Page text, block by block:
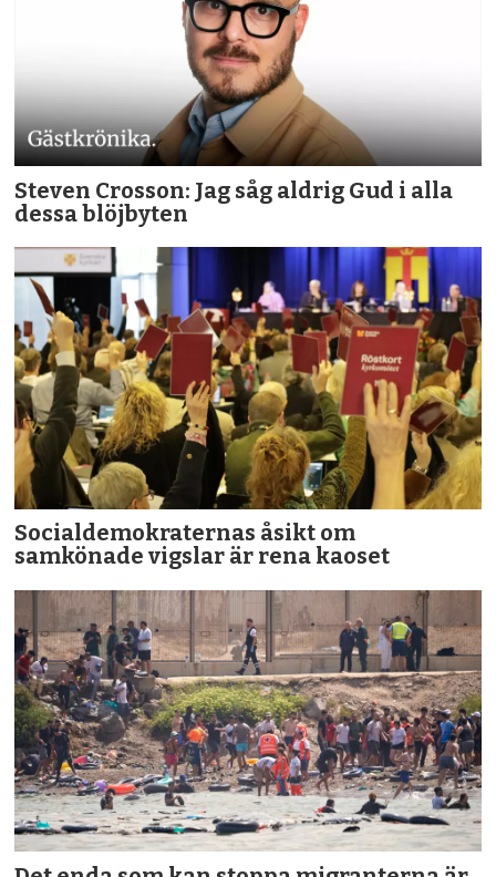
Steven Crosson: Jag såg aldrig Gud i alla
dessa blöjbyten
Socialdemokraternas åsikt om
samkönade vigslar är rena kaoset